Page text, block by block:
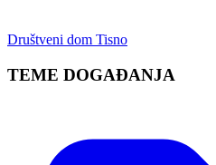
Društveni dom Tisno
TEME DOGAĐANJA